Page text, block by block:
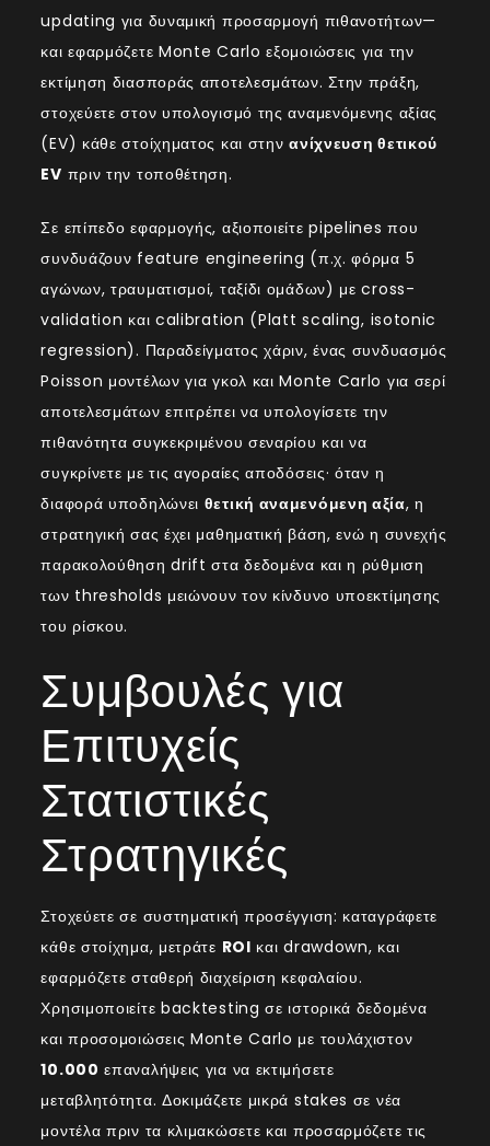
updating για δυναμική προσαρμογή πιθανοτήτων—
και εφαρμόζετε Monte Carlo εξομοιώσεις για την
εκτίμηση διασποράς αποτελεσμάτων. Στην πράξη,
στοχεύετε στον υπολογισμό της αναμενόμενης αξίας
(EV) κάθε στοίχηματος και στηνανίχνευση θετικού
EV πριν την τοποθέτηση.
Σε επίπεδο εφαρμογής, αξιοποιείτε pipelines που
συνδυάζουν feature engineering (π.χ. φόρμα 5
αγώνων, τραυματισμοί, ταξίδι ομάδων) με cross-
validation και calibration (Platt scaling, isotonic
regression). Παραδείγματος χάριν, ένας συνδυασμός
Poisson μοντέλων για γκολ και Monte Carlo για σερί
αποτελεσμάτων επιτρέπει να υπολογίσετε την
πιθανότητα συγκεκριμένου σεναρίου και να
συγκρίνετε με τις αγοραίες αποδόσεις· όταν η
διαφορά υποδηλώνει θετική αναμενόμενη αξία, η
στρατηγική σας έχει μαθηματική βάση, ενώ η συνεχής
παρακολούθηση drift στα δεδομένα και η ρύθμιση
των thresholds μειώνουν τον κίνδυνο υποεκτίμησης
του ρίσκου.
Συμβουλές για
Επιτυχείς
Στατιστικές
Στρατηγικές
Στοχεύετε σε συστηματική προσέγγιση: καταγράφετε
κάθε στοίχημα, μετράτε ROI και drawdown, και
εφαρμόζετε σταθερή διαχείριση κεφαλαίου.
Χρησιμοποιείτε backtesting σε ιστορικά δεδομένα
και προσομοιώσεις Monte Carlo με τουλάχιστον
10.000 επαναλήψεις για να εκτιμήσετε
μεταβλητότητα. Δοκιμάζετε μικρά stakes σε νέα
μοντέλα πριν τα κλιμακώσετε και προσαρμόζετε τις